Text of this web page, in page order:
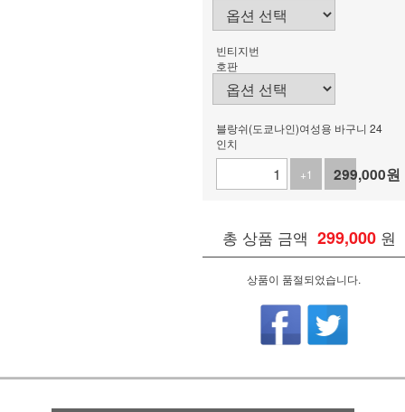
빈티지번
호판
블랑쉬(도쿄나인)여성용 바구니 24
인치
+1
-1
299,000원
총 상품 금액 299,000 원
상품이 품절되었습니다.